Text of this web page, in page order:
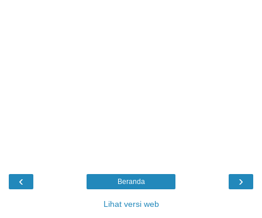
‹ ›
Beranda
Lihat versi web